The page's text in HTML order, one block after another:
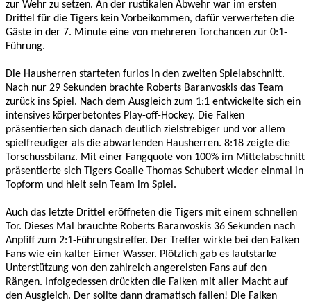
zur Wehr zu setzen. An der rustikalen Abwehr war im ersten
Drittel für die Tigers kein Vorbeikommen, dafür verwerteten die
Gäste in der 7. Minute eine von mehreren Torchancen zur 0:1-
Führung.
Die Hausherren starteten furios in den zweiten Spielabschnitt.
Nach nur 29 Sekunden brachte Roberts Baranvoskis das Team
zurück ins Spiel. Nach dem Ausgleich zum 1:1 entwickelte sich ein
intensives körperbetontes Play-off-Hockey. Die Falken
präsentierten sich danach deutlich zielstrebiger und vor allem
spielfreudiger als die abwartenden Hausherren. 8:18 zeigte die
Torschussbilanz. Mit einer Fangquote von 100% im Mittelabschnitt
präsentierte sich Tigers Goalie Thomas Schubert wieder einmal in
Topform und hielt sein Team im Spiel.
Auch das letzte Drittel eröffneten die Tigers mit einem schnellen
Tor. Dieses Mal brauchte Roberts Baranvoskis 36 Sekunden nach
Anpfiff zum 2:1-Führungstreffer. Der Treffer wirkte bei den Falken
Fans wie ein kalter Eimer Wasser. Plötzlich gab es lautstarke
Unterstützung von den zahlreich angereisten Fans auf den
Rängen. Infolgedessen drückten die Falken mit aller Macht auf
den Ausgleich. Der sollte dann dramatisch fallen! Die Falken